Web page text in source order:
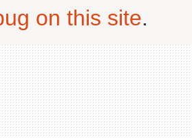
on this site.